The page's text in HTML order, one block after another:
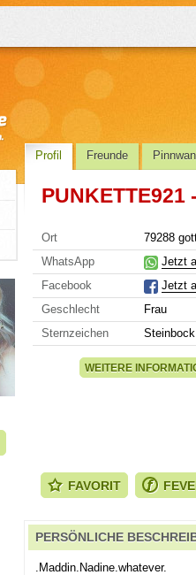
Profil Freunde
PUNKETTE921
Ort
79288
WhatsApp
Jetzt
Facebook
Jetzt
Geschlecht
Frau
Sternzeichen
Steinbock
WEITERE
FAVORIT
PERSÖNLICHE
.Maddin.Nadine.whatever.